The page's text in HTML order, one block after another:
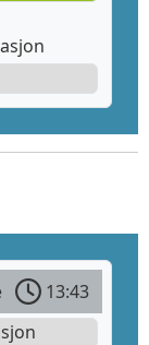
13:43